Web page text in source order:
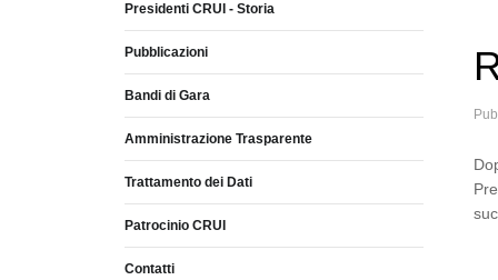
Presidenti CRUI - Storia
Pubblicazioni
Bandi di Gara
Amministrazione Trasparente
Trattamento dei Dati
Patrocinio CRUI
Contatti